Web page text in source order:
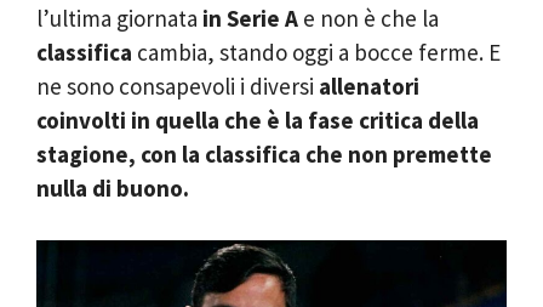
l’ultima giornata in Serie A e non è che la
classifica cambia, stando oggi a bocce ferme. E
ne sono consapevoli i diversi allenatori
coinvolti in quella che è la fase critica della
stagione, con la classifica che non premette
nulla di buono.